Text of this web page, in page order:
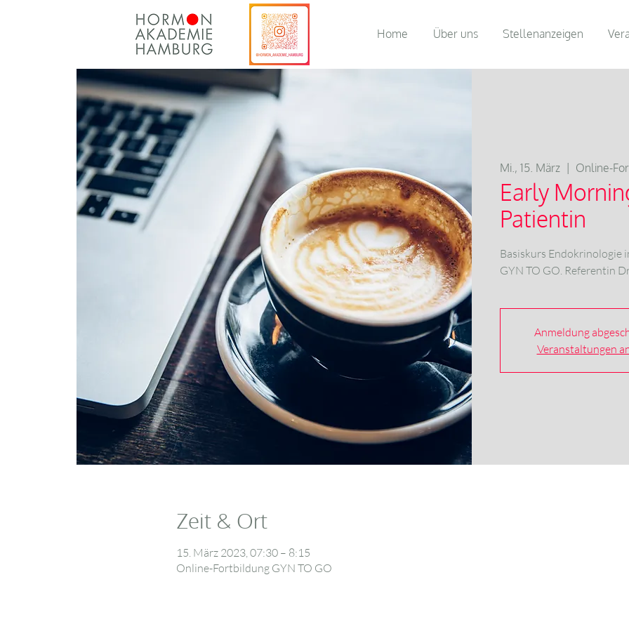
Home Über uns Stellenanzeigen
Mi., 15. März Online-
Early
Patientin
Basiskurs Endokrinologie
GYN TO GO. Referentin
Anmeldung
Veranstaltungen
Zeit & Ort
15. März 2023, 07:30 – 8:15
Online-Fortbildung GYN TO GO